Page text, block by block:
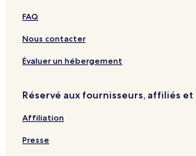
s
o
r
&
a
FAQ
Nous contacter
Évaluer un hébergement
Réservé aux fournisseurs, affiliés et
Affiliation
Presse